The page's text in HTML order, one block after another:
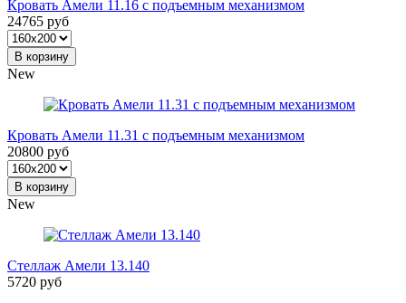
Кровать Амели 11.16 с подъемным механизмом
24765 руб
В корзину
New
Кровать Амели 11.31 с подъемным механизмом
20800 руб
В корзину
New
Стеллаж Амели 13.140
5720 руб